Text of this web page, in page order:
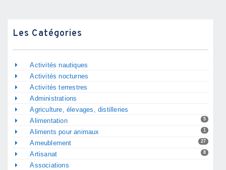
Les Catégories
Activités nautiques
Activités nocturnes
Activités terrestres
Administrations
Agriculture, élevages, distilleries
5
Alimentation
1
Aliments pour animaux
27
Ameublement
8
Artisanat
Associations